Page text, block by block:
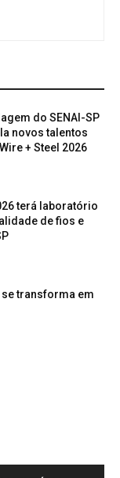
do SENAI-SP
novos talentos
+ Steel 2026
terá laboratório
de fios e
transforma em